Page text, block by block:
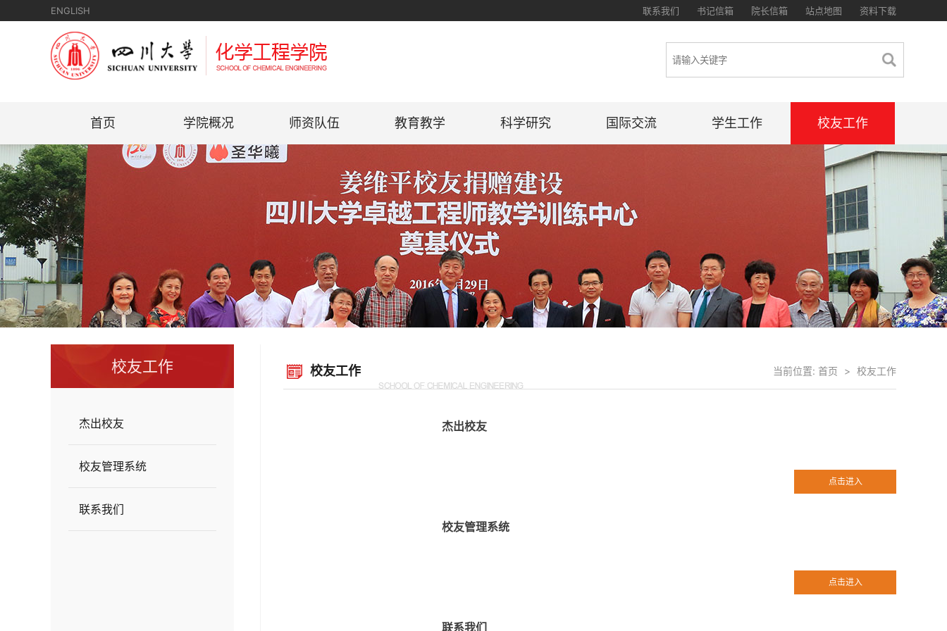
ENGLISH 资料下载
站点地图
院长信箱
书记信箱
联系我们
首页 学院概况 师资队伍 教育教学 科学研究 国际交流 学生工作 校友工作
校友工作
杰出校友
校友管理系统
联系我们
校友工作 当前位置: 首页 > 校友工作
杰出校友
点击进入
校友管理系统
点击进入
联系我们